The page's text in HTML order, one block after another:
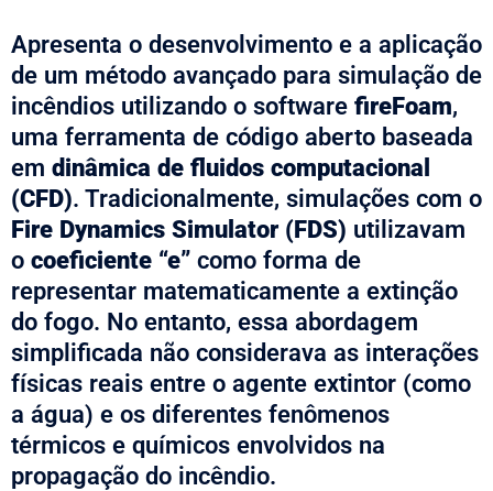
Apresenta o desenvolvimento e a aplicação
de um método avançado para simulação de
incêndios utilizando o software fireFoam,
uma ferramenta de código aberto baseada
em dinâmica de fluidos computacional
(CFD). Tradicionalmente, simulações com o
Fire Dynamics Simulator (FDS) utilizavam
o coeficiente “e” como forma de
representar matematicamente a extinção
do fogo. No entanto, essa abordagem
simplificada não considerava as interações
físicas reais entre o agente extintor (como
a água) e os diferentes fenômenos
térmicos e químicos envolvidos na
propagação do incêndio.